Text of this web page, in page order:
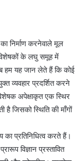
निर्माण करनेवाले मूल
के लघु समूह में
हम यह जान लेते हैं कि कोई
व्यवहार प्रदर्शित करने
अपेक्षाकृत एक स्थिर
है जिसको स्थिति की माँगों
प्रतिनिधित्व करते हैं।
विज्ञान प्रस्तावित